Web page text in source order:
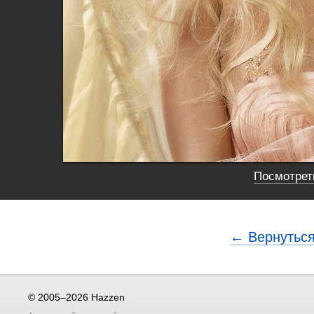
←
© 2005–2026 Hazzen